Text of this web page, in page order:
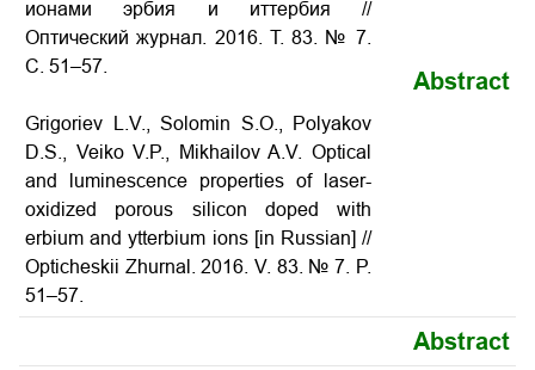
ионами эрбия и иттербия //
Оптический журнал. 2016. Т. 83. № 7.
С. 51–57.
Grigoriev L.V., Solomin S.O., Polyakov
D.S., Veiko V.P., Mikhailov A.V. Optical
and luminescence properties of laser-
oxidized porous silicon doped with
erbium and ytterbium ions [in Russian] //
Opticheskii Zhurnal. 2016. V. 83. № 7. P.
51–57.
Abstract
Abstract